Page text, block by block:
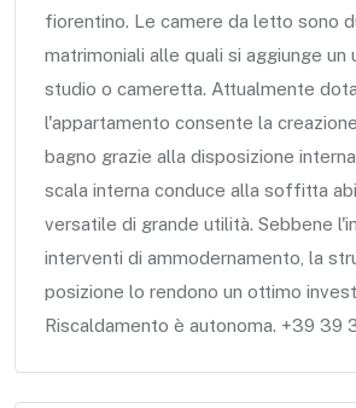
fiorentino. Le camere da letto sono
matrimoniali alle quali si aggiunge un
studio o cameretta. Attualmente
l'appartamento consente la
bagno grazie alla disposizione
scala interna conduce alla soffitta
versatile di grande utilità. Sebbene
interventi di ammodernamento, la
posizione lo rendono un ottimo
Riscaldamento è autonoma. +39 39